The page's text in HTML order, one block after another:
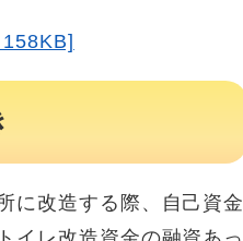
に改造する際、自己資金